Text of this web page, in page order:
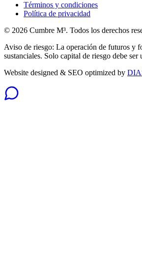
Términos y condiciones
Política de privacidad
© 2026 Cumbre M³. Todos los derechos
Aviso de riesgo: La operación de futuros y
sustanciales. Solo capital de riesgo debe
Website designed & SEO optimized by